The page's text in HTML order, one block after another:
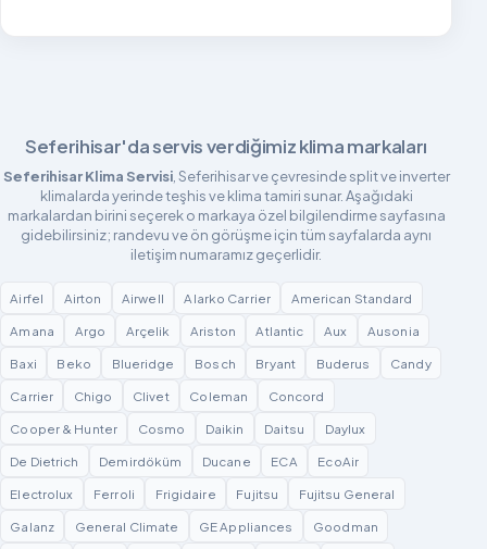
Seferihisar'da servis verdiğimiz klima markaları
Seferihisar Klima Servisi, Seferihisar ve çevresinde split ve inverter
klimalarda yerinde teşhis ve klima tamiri sunar. Aşağıdaki
markalardan birini seçerek o markaya özel bilgilendirme sayfasına
gidebilirsiniz; randevu ve ön görüşme için tüm sayfalarda aynı
iletişim numaramız geçerlidir.
Airfel Airton Airwell Alarko Carrier
American Standard
Amana
Argo Arçelik Ariston Atlantic Aux
Ausonia
Baxi
Beko Blueridge Bosch Bryant Buderus
Candy
Carrier
Chigo Clivet Coleman
Concord
Cooper & Hunter
Cosmo Daikin Daitsu
Daylux
De Dietrich
Demirdöküm Ducane ECA
EcoAir
Electrolux
Ferroli Frigidaire Fujitsu
Fujitsu General
Galanz
General Climate GE Appliances
Goodman